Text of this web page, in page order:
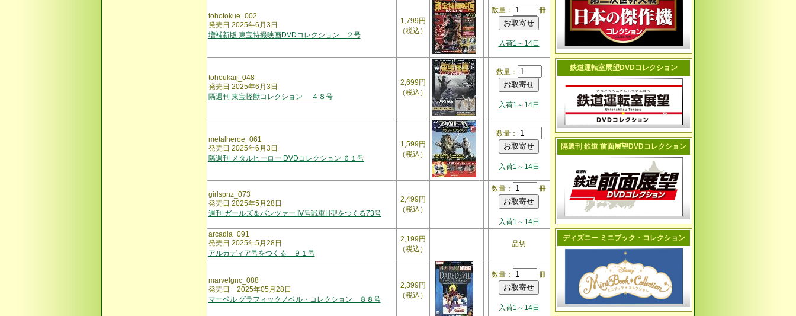
tohotokue_002
発売日 2025年6月3日
増補新版 東宝特撮映画DVDコレクション ２号
1,799円
（税込）
数量： 冊
入荷1～14日
tohoukaij_048
発売日 2025年6月3日
隔週刊 東宝怪獣コレクション ４８号
2,699円
（税込）
数量：
入荷1～14日
metalheroe_061
発売日 2025年6月3日
隔週刊 メタルヒーロー DVDコレクション ６１号
1,599円
（税込）
数量：
入荷1～14日
girlspnz_073
発売日 2025年5月28日
週刊 ガールズ＆パンツァー Ⅳ号戦車H型をつくる73号
2,499円
（税込）
数量： 冊
入荷1～14日
arcadia_091
発売日 2025年5月28日
アルカディア号をつくる ９１号
2,199円
（税込）
品切
marvelgnc_088
発売日 2025年05月28日
マーベル グラフィックノベル・コレクション ８８号
2,399円
（税込）
数量： 冊
入荷1～14日
鉄道運転室展望DVDコレクション
隔週刊 鉄道 前面展望DVDコレクション
ディズニー ミニブック・コレクション